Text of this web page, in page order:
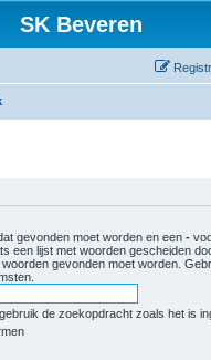
SK Beveren
gevonden moet worden en een -
een lijst met woorden gescheiden
gevonden moet worden.
de zoekopdracht zoals het is